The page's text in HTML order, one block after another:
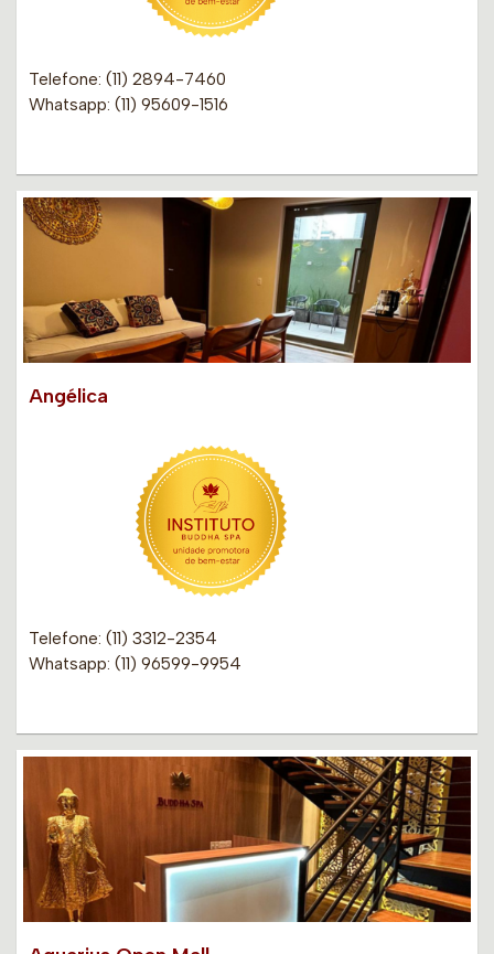
Telefone: (11) 2894-7460
Whatsapp: (11) 95609-1516
Angélica
Telefone: (11) 3312-2354
Whatsapp: (11) 96599-9954